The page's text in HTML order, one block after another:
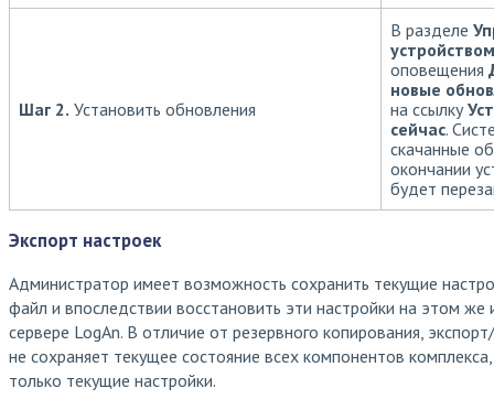
Шаг 2. Установить обновления
В разделе
устройством
оповещения
новые
на ссылку
сейчас.
скачанные
окончании
будет
Экспорт настроек
Администратор имеет возможность сохранить текущие
файл и впоследствии восстановить эти настройки на этом же
сервере LogAn. В отличие от резервного копирования,
не сохраняет текущее состояние всех компонентов
только текущие настройки.